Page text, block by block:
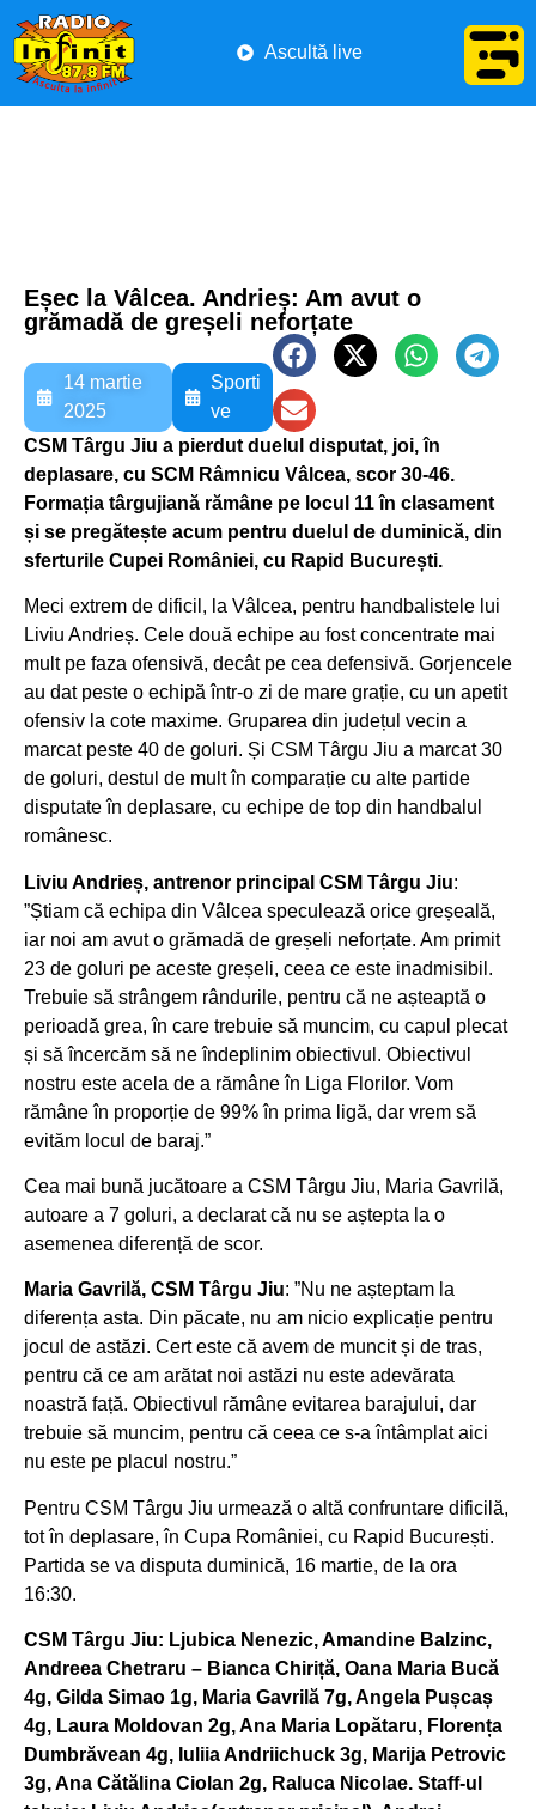
Ascultă live
Eșec la Vâlcea. Andrieș: Am avut o
grămadă de greșeli neforțate
14 martie
2025
Sporti
ve
CSM Târgu Jiu a pierdut duelul disputat, joi, în
deplasare, cu SCM Râmnicu Vâlcea, scor 30-46.
Formația târgujiană rămâne pe locul 11 în clasament
și se pregătește acum pentru duelul de duminică, din
sferturile Cupei României, cu Rapid București.
Meci extrem de dificil, la Vâlcea, pentru handbalistele lui
Liviu Andrieș. Cele două echipe au fost concentrate mai
mult pe faza ofensivă, decât pe cea defensivă. Gorjencele
au dat peste o echipă într-o zi de mare grație, cu un apetit
ofensiv la cote maxime. Gruparea din județul vecin a
marcat peste 40 de goluri. Și CSM Târgu Jiu a marcat 30
de goluri, destul de mult în comparație cu alte partide
disputate în deplasare, cu echipe de top din handbalul
românesc.
Liviu Andrieș, antrenor principal CSM Târgu Jiu:
”Știam că echipa din Vâlcea speculează orice greșeală,
iar noi am avut o grămadă de greșeli neforțate. Am primit
23 de goluri pe aceste greșeli, ceea ce este inadmisibil.
Trebuie să strângem rândurile, pentru că ne așteaptă o
perioadă grea, în care trebuie să muncim, cu capul plecat
și să încercăm să ne îndeplinim obiectivul. Obiectivul
nostru este acela de a rămâne în Liga Florilor. Vom
rămâne în proporție de 99% în prima ligă, dar vrem să
evităm locul de baraj.”
Cea mai bună jucătoare a CSM Târgu Jiu, Maria Gavrilă,
autoare a 7 goluri, a declarat că nu se aștepta la o
asemenea diferență de scor.
Maria Gavrilă, CSM Târgu Jiu: ”Nu ne așteptam la
diferența asta. Din păcate, nu am nicio explicație pentru
jocul de astăzi. Cert este că avem de muncit și de tras,
pentru că ce am arătat noi astăzi nu este adevărata
noastră față. Obiectivul rămâne evitarea barajului, dar
trebuie să muncim, pentru că ceea ce s-a întâmplat aici
nu este pe placul nostru.”
Pentru CSM Târgu Jiu urmează o altă confruntare dificilă,
tot în deplasare, în Cupa României, cu Rapid București.
Partida se va disputa duminică, 16 martie, de la ora
16:30.
CSM Târgu Jiu: Ljubica Nenezic, Amandine Balzinc,
Andreea Chetraru – Bianca Chiriță, Oana Maria Bucă
4g, Gilda Simao 1g, Maria Gavrilă 7g, Angela Pușcaș
4g, Laura Moldovan 2g, Ana Maria Lopătaru, Florența
Dumbrăvean 4g, Iuliia Andriichuck 3g, Marija Petrovic
3g, Ana Cătălina Ciolan 2g, Raluca Nicolae. Staff-ul